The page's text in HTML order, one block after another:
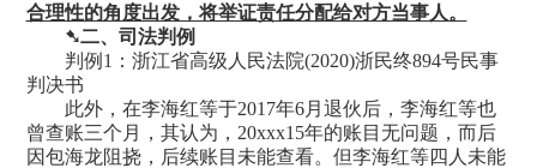
合理性的角度出发，将举证责任分配给对方当事人。
➷二、司法判例
判例 1：浙江省高级人民法院(2020)浙民终894号民事
判决书
此外，在李海红等于2017年6月退伙后，李海红等也
曾查账三个月，其认为，20xxx15年的账目无问题，而后
因包海龙阻挠，后续账目未能查看。但李海红等四人未能